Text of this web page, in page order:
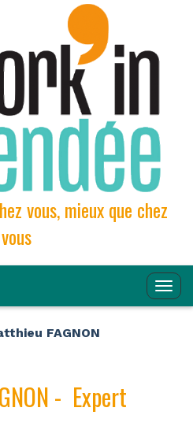
vous, mieux que chez
vous
la
FAGNON
- Expert